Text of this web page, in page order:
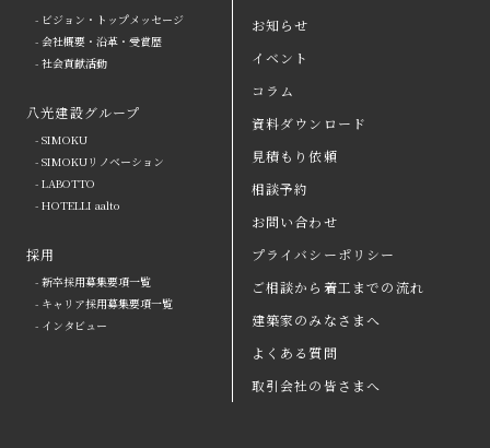
八光建設の強み
arrow
会社情報
八光建設グループ
arrow
採用
arrow
イベント
事例紹介
よくある質問
お問い合わせ
資料ダウンロード
取引会社の皆さまへ
プライバシーポリシー
コラム
見積もり依頼
相談予約
- ビジョン・トップメッセージ
- 会社概要・沿革・受賞歴
- 社会貢献活動
八光建設グループ
- SIMOKU
- SIMOKUリノベーション
- LABOTTO
- HOTELLI aalto
採用
- 新卒採用募集要項一覧
- キャリア採用募集要項一覧
- インタビュー
ご相談から着工までの流れ
建築家のみなさまへ
よくある質問
取引会社の皆さまへ
お知らせ
イベント
コラム
資料ダウンロード
見積もり依頼
相談予約
お問い合わせ
プライバシーポリシー